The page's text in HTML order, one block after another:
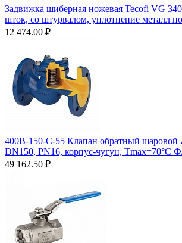
Задвижка шиберная ножевая Tecofi VG
шток, со штурвалом, уплотнение металл
12 474.00 ₽
400B-150-C-55 Клапан обратный шаровой
DN150, PN16, корпус-чугун, Tmax=70°C
49 162.50 ₽